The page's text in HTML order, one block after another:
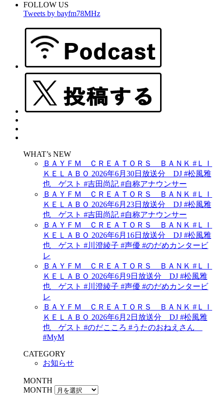
FOLLOW US
Tweets by bayfm78MHz
WHAT’s NEW
ＢＡＹＦＭ ＣＲＥＡＴＯＲＳ ＢＡＮＫ #ＬＩ
ＫＥＬＡＢＯ 2026年6月30日放送分 DJ #松風雅
也 ゲスト #吉田尚記 #自称アナウンサー
ＢＡＹＦＭ ＣＲＥＡＴＯＲＳ ＢＡＮＫ #ＬＩ
ＫＥＬＡＢＯ 2026年6月23日放送分 DJ #松風雅
也 ゲスト #吉田尚記 #自称アナウンサー
ＢＡＹＦＭ ＣＲＥＡＴＯＲＳ ＢＡＮＫ #ＬＩ
ＫＥＬＡＢＯ 2026年6月16日放送分 DJ #松風雅
也 ゲスト #川澄綾子 #声優 #のだめカンタービ
レ
ＢＡＹＦＭ ＣＲＥＡＴＯＲＳ ＢＡＮＫ #ＬＩ
ＫＥＬＡＢＯ 2026年6月9日放送分 DJ #松風雅
也 ゲスト #川澄綾子 #声優 #のだめカンタービ
レ
ＢＡＹＦＭ ＣＲＥＡＴＯＲＳ ＢＡＮＫ #ＬＩ
ＫＥＬＡＢＯ 2026年6月2日放送分 DJ #松風雅
也 ゲスト #のだこころ #うたのおねえさん
#MyM
CATEGORY
お知らせ
MONTH
MONTH